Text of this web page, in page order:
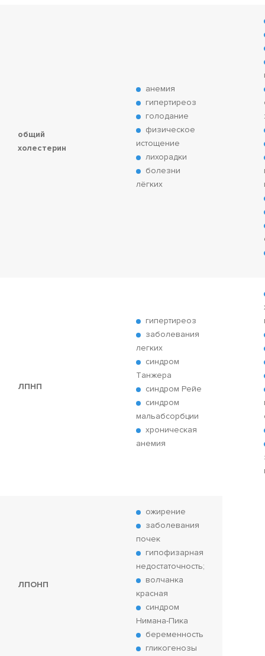
общий
холестерин
анемия
гипертиреоз
голодание
физическое
истощение
лихорадки
болезни
лёгких
ЛПНП
гипертиреоз
заболевания
легких
синдром
Tанжера
синдром Рейе
синдром
мальабсорбции
хроническая
анемия
ЛПОНП
ожирение
заболевания
почек
гипофизарная
недостаточность;
волчанка
красная
синдром
Нимана-Пика
беременность
гликогенозы